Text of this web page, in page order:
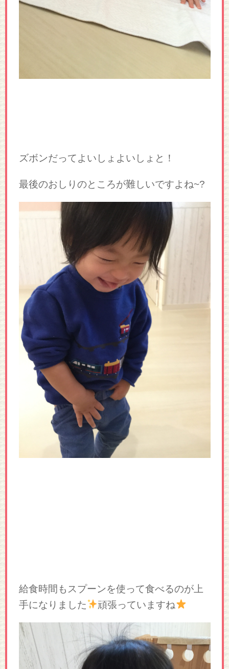
ズボンだってよいしょよいしょと！
最後のおしりのところが難しいですよね~?
給食時間もスプーンを使って食べるのが上
手になりました
頑張っていますね